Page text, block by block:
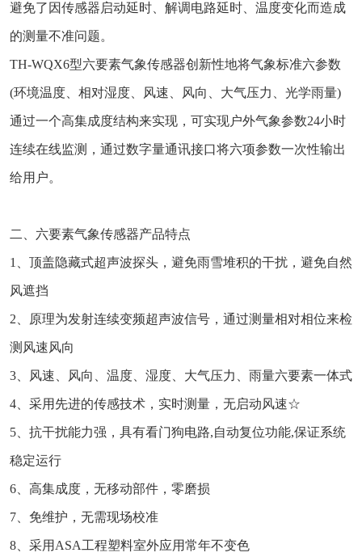
避免了因传感器启动延时、解调电路延时、温度变化而造成
的测量不准问题。
TH-WQX6型六要素气象传感器创新性地将气象标准六参数
(环境温度、相对湿度、风速、风向、大气压力、光学雨量)
通过一个高集成度结构来实现，可实现户外气象参数24小时
连续在线监测，通过数字量通讯接口将六项参数一次性输出
给用户。
二、六要素气象传感器产品特点
1、顶盖隐藏式超声波探头，避免雨雪堆积的干扰，避免自然
风遮挡
2、原理为发射连续变频超声波信号，通过测量相对相位来检
测风速风向
3、风速、风向、温度、湿度、大气压力、雨量六要素一体式
4、采用先进的传感技术，实时测量，无启动风速☆
5、抗干扰能力强，具有看门狗电路,自动复位功能,保证系统
稳定运行
6、高集成度，无移动部件，零磨损
7、免维护，无需现场校准
8、采用ASA工程塑料室外应用常年不变色